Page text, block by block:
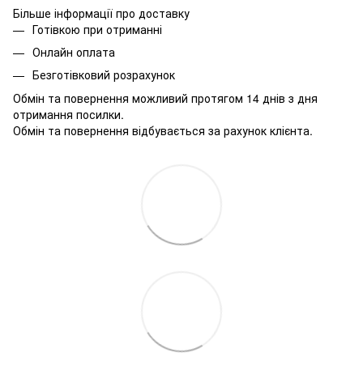
Більше інформації про доставку
Готівкою при отриманні
Онлайн оплата
Безготівковий розрахунок
Обмін та повернення можливий протягом 14 днів з дня
отримання посилки.
Обмін та повернення відбувається за рахунок клієнта.